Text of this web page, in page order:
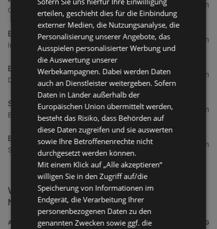
Olympiastraße 882, 6100 Seefeld
120,52 km
BILLA
Innsbruckerstraße 272, 6100 Seefeld In Tirol
121,01 km
BILLA
Doktor-Gustav-Markt-Weg 1, 6401 Inzing
122,13 km
SPAR Supermarkt
Bahnhofstraße 36, 6170 Zirl
125,3 km
BILLA
Schwabstraße 4, 6170 Zirl
125,69 km
Weitere Getränke & Lebensmittel Filialen in der
Nähe
ADRESSE ENTFERNUNG
erteilen, geschieht dies für die Einbindung
externer Medien, die Nutzungsanalyse, die
Personalisierung unserer Angebote, das
Ausspielen personalisierter Werbung und
die Auswertung unserer
Werbekampagnen. Dabei werden Daten
auch an Dienstleister weitergeben. Sofern
Daten in Länder außerhalb der
Europäischen Union übermittelt werden,
besteht das Risiko, dass Behörden auf
diese Daten zugreifen und sie auswerten
sowie Ihre Betroffenenrechte nicht
durchgesetzt werden können.
Mit einem Klick auf „Alle akzeptieren“
willigen Sie in den Zugriff auf/die
Speicherung von Informationen im
Endgerät, die Verarbeitung Ihrer
personenbezogenen Daten zu den
genannten Zwecken sowie ggf. die